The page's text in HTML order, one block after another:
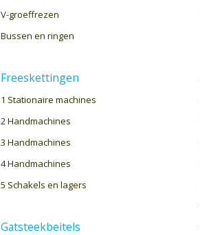
V-groeffrezen
Bussen en ringen
Freeskettingen
1 Stationaire machines
2 Handmachines
3 Handmachines
4 Handmachines
5 Schakels en lagers
Gatsteekbeitels